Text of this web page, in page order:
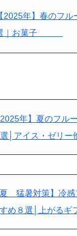
【2025年】春のフ
｜お菓子＿＿＿
2025年】夏のフル
選│アイス・ゼリー
夏＿猛暑対策】冷
め８選│上がるギ